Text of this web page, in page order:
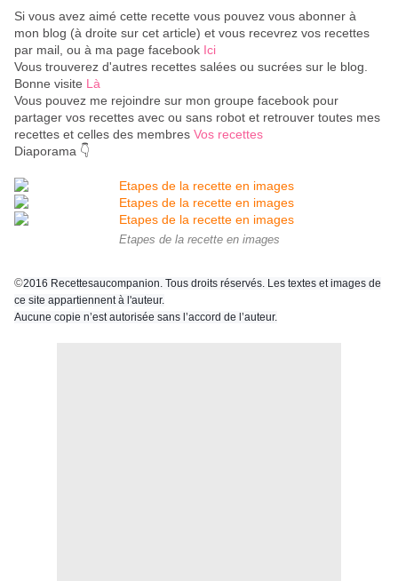
Si vous avez aimé cette recette vous pouvez vous abonner à
mon blog (à droite sur cet article) et vous recevrez vos recettes
par mail, ou à ma page facebook Ici
Vous trouverez d'autres recettes salées ou sucrées sur le blog.
Bonne visite Là
Vous pouvez me rejoindre sur mon groupe facebook pour
partager vos recettes avec ou sans robot et retrouver toutes mes
recettes et celles des membres Vos recettes
Diaporama 👇
Etapes de la recette en images
©2016 Recettesaucompanion. Tous droits réservés. Les textes et images de
ce site appartiennent à l'auteur.
Aucune copie n’est autorisée sans l’accord de l’auteur.